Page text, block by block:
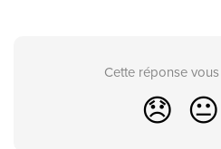
Cette réponse
😞 😐